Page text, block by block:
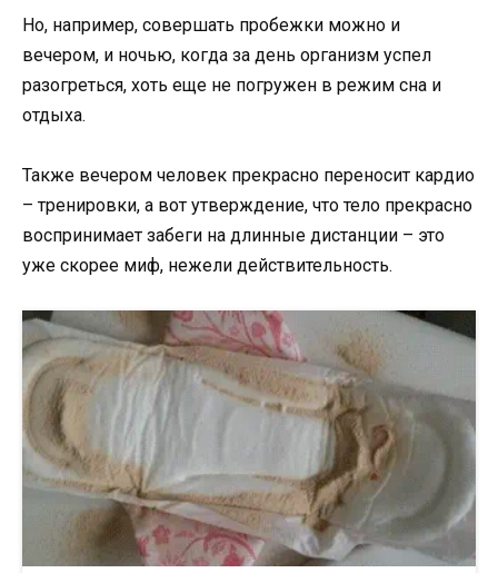
Но, например, совершать пробежки можно и
вечером, и ночью, когда за день организм успел
разогреться, хоть еще не погружен в режим сна и
отдыха.
Также вечером человек прекрасно переносит кардио
– тренировки, а вот утверждение, что тело прекрасно
воспринимает забеги на длинные дистанции – это
уже скорее миф, нежели действительность.